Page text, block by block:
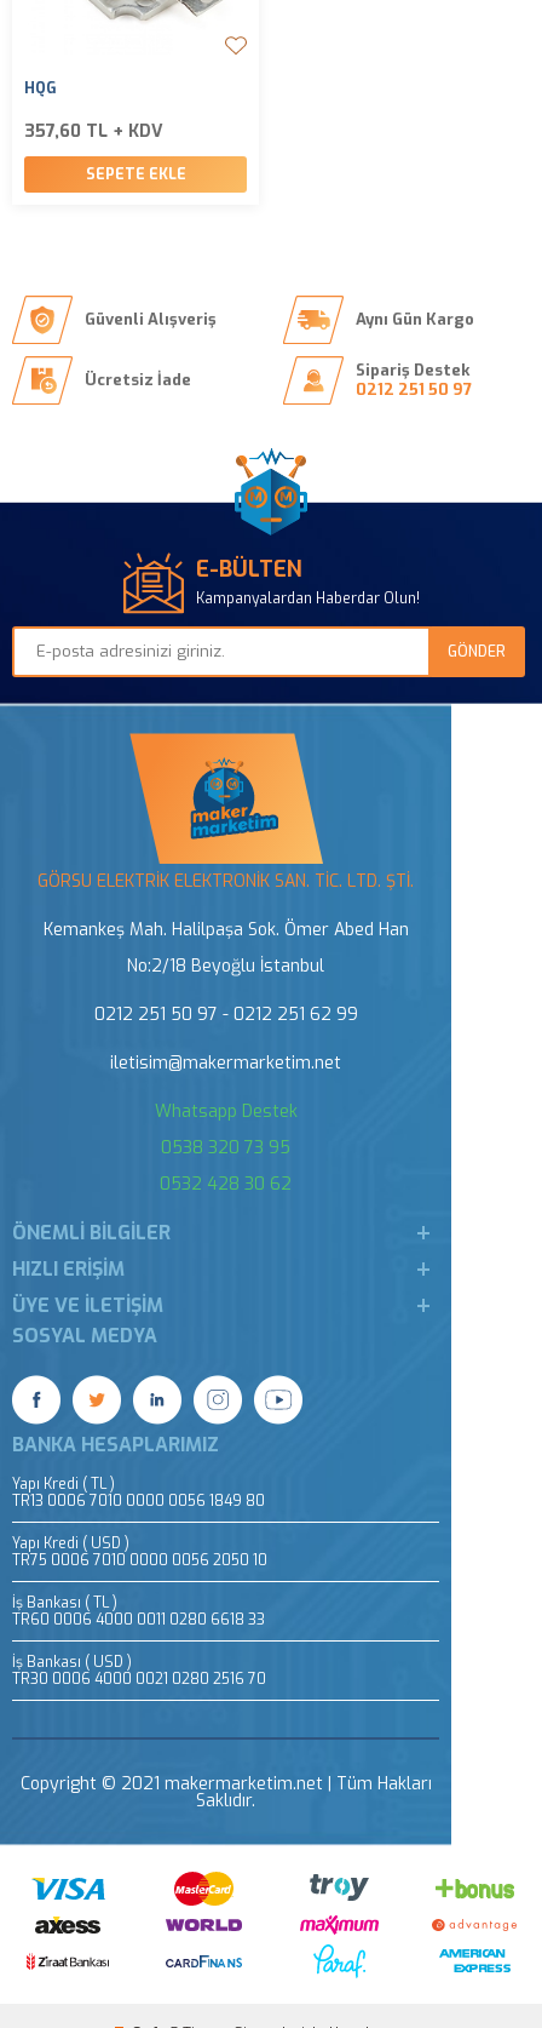
HQG
357,60 TL + KDV
SEPETE EKLE
Güvenli Alışveriş Aynı Gün Kargo
Ücretsiz İade
Sipariş Destek
0212 251 50 97
E-BÜLTEN
Kampanyalardan Haberdar Olun!
GÖRSU ELEKTRİK ELEKTRONİK SAN. TİC. LTD. ŞTİ.
Kemankeş Mah. Halilpaşa Sok. Ömer Abed Han
No:2/18 Beyoğlu İstanbul
0212 251 50 97 - 0212 251 62 99
iletisim@makermarketim.net
Whatsapp Destek
0538 320 73 95
0532 428 30 62
ÖNEMLI BILGILER
HIZLI ERIŞIM
ÜYE VE İLETIŞIM
SOSYAL MEDYA
BANKA HESAPLARIMIZ
Yapı Kredi ( TL )
TR13 0006 7010 0000 0056 1849 80
Yapı Kredi ( USD )
TR75 0006 7010 0000 0056 2050 10
İş Bankası ( TL )
TR60 0006 4000 0011 0280 6618 33
İş Bankası ( USD )
TR30 0006 4000 0021 0280 2516 70
Copyright © 2021 makermarketim.net | Tüm Hakları
Saklıdır.